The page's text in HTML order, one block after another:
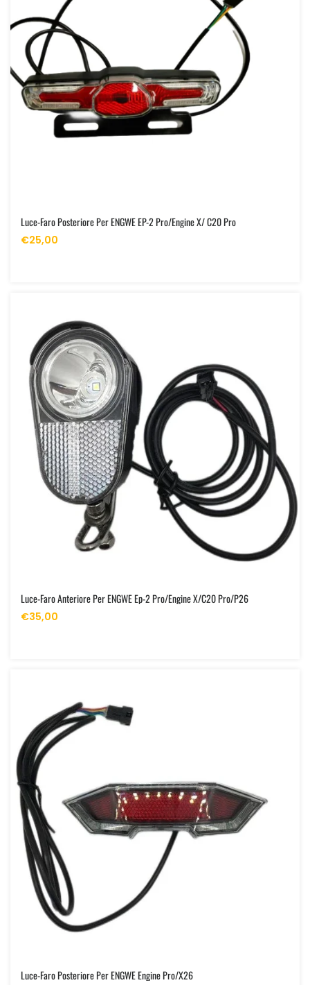
Luce-Faro Posteriore Per ENGWE EP-2 Pro/Engine X/ C20 Pro
€25,00
Luce-Faro Anteriore Per ENGWE Ep-2 Pro/Engine X/C20 Pro/P26
€35,00
Luce-Faro Posteriore Per ENGWE Engine Pro/X26